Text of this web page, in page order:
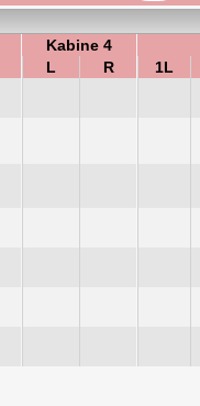
Kabine 4
L R 1L